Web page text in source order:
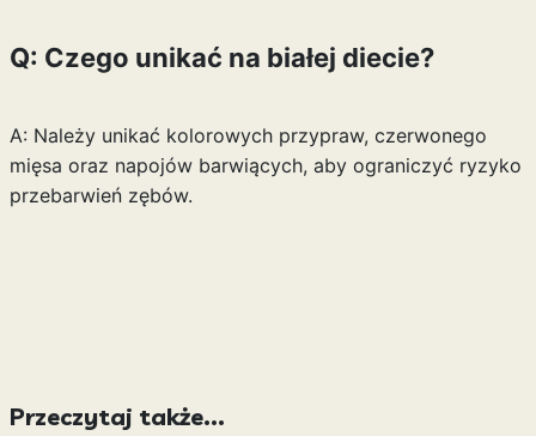
Q: Czego unikać na białej diecie?
A: Należy unikać kolorowych przypraw, czerwonego
mięsa oraz napojów barwiących, aby ograniczyć ryzyko
przebarwień zębów.
Przeczytaj także...